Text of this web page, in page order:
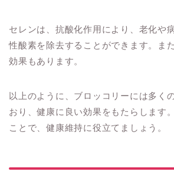
セレンは、抗酸化作用により、老化や
性酸素を除去することができます。ま
効果もあります。
以上のように、ブロッコリーには多く
おり、健康に良い効果をもたらします
ことで、健康維持に役立てましょう。